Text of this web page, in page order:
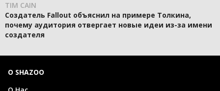
TIM CAIN
Создатель Fallout объяснил на примере Толкина,
почему аудитория отвергает новые идеи из-за имени
создателя
О SHAZOO